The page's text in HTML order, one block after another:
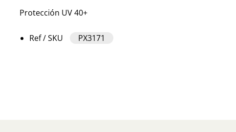
Protección UV 40+
Ref / SKU PX3171